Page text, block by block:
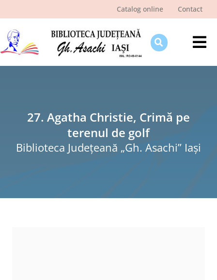
Catalog online Contact
Ştiri şi evenimente
Programe şi proiecte
Interes public
27. Agatha Christie, Crimă pe
terenul de golf
Biblioteca Judeţeană „Gh. Asachi” Iaşi